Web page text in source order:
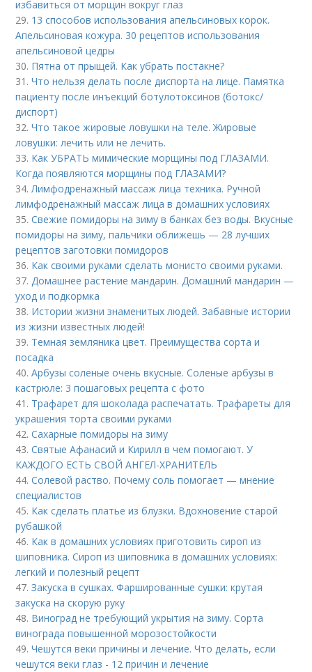
избавиться от морщин вокруг глаз
29. 13 способов использования апельсиновых корок.
Апельсиновая кожура. 30 рецептов использования
апельсиновой цедры
30. Пятна от прыщей. Как убрать постакне?
31.Что нельзя делать после диспорта на лице. Памятка
пациенту после инъекций ботулотоксинов (ботокс/
диспорт)
32.Что такое жировые ловушки на теле. Жировые
ловушки: лечить или не лечить.
33. Как УБРАТЬ мимические морщины под ГЛАЗАМИ.
Когда появляются морщины под ГЛАЗАМИ?
34.Лимфодренажный массаж лица техника. Ручной
лимфодренажный массаж лица в домашних условиях
35.Свежие помидоры на зиму в банках без воды. Вкусные
помидоры на зиму, пальчики оближешь — 28 лучших
рецептов заготовки помидоров
36. Как своими руками сделать монисто своими руками.
37.Домашнее растение мандарин. Домашний мандарин —
уход и подкормка
38. Истории жизни знаменитых людей. Забавные истории
из жизни известных людей!
39. Темная земляника цвет. Преимущества сорта и
посадка
40.Арбузы соленые очень вкусные. Соленые арбузы в
кастрюле: 3 пошаговых рецепта с фото
41. Трафарет для шоколада распечатать. Трафареты для
украшения торта своими руками
42.Сахарные помидоры на зиму
43.Святые Афанасий и Кирилл в чем помогают. У
КАЖДОГО ЕСТЬ СВОЙ АНГЕЛ-ХРАНИТЕЛЬ
44.Солевой раство. Почему соль помогает — мнение
специалистов
45. Как сделать платье из блузки. Вдохновение старой
рубашкой
46. Как в домашних условиях приготовить сироп из
шиповника. Сироп из шиповника в домашних условиях:
легкий и полезный рецепт
47.Закуска в сушках. Фаршированные сушки: крутая
закуска на скорую руку
48. Виноград не требующий укрытия на зиму. Сорта
винограда повышенной морозостойкости
49.Чешутся веки причины и лечение. Что делать, если
чешутся веки глаз - 12 причин и лечение